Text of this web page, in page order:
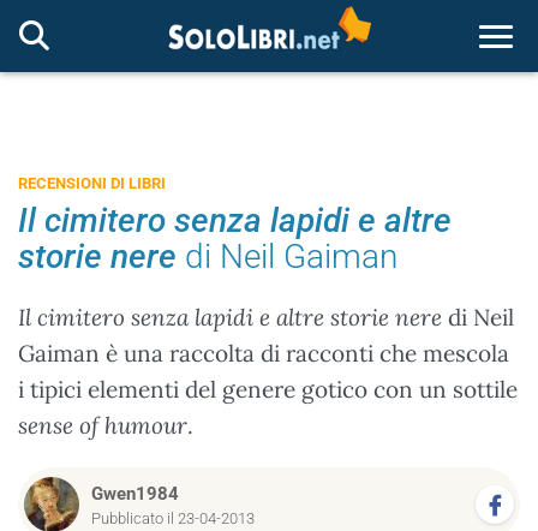
RECENSIONI DI LIBRI
Il cimitero senza lapidi e altre
storie nere di Neil Gaiman
Il cimitero senza lapidi e altre storie nere di Neil
Gaiman è una raccolta di racconti che mescola
i tipici elementi del genere gotico con un sottile
sense of humour.
Gwen1984
Pubblicato il 23-04-2013